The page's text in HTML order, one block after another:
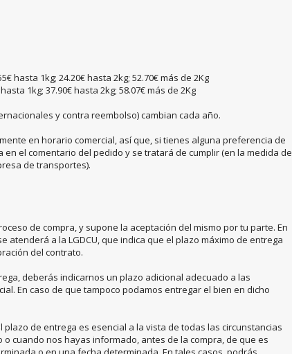
hasta 1kg; 24.20€ hasta 2kg; 52.70€ más de 2Kg
1kg; 37.90€ hasta 2kg; 58.07€ más de 2Kg
y contra reembolso) cambian cada año.
en horario comercial, así que, si tienes alguna preferencia de
el comentario del pedido y se tratará de cumplir (en la medida de
de transportes).
de compra, y supone la aceptación del mismo por tu parte. En
atenderá a la LGDCU, que indica que el plazo máximo de entrega
del contrato.
deberás indicarnos un plazo adicional adecuado a las
En caso de que tampoco podamos entregar el bien en dicho
de entrega es esencial a la vista de todas las circunstancias
cuando nos hayas informado, antes de la compra, de que es